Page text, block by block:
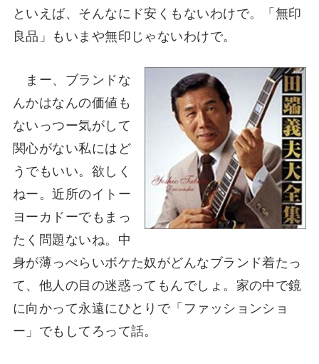
といえば、そんなにド安くもないわけで。「無印
良品」もいまや無印じゃないわけで。
まー、ブランドな
んかはなんの価値も
ないっつー気がして
関心がない私にはど
うでもいい。欲しく
ねー。近所のイトー
ヨーカドーでもまっ
たく問題ないね。中
身が薄っぺらいボケた奴がどんなブランド着たっ
て、他人の目の迷惑ってもんでしょ。家の中で鏡
に向かって永遠にひとりで「ファッションショ
ー」でもしてろって話。